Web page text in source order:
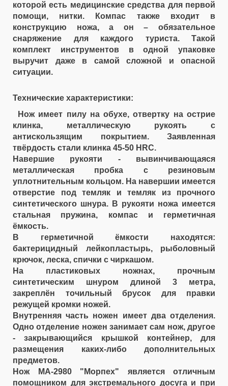
которой есть медицинские средства для первой
помощи, нитки. Компас также входит в
конструкцию ножа, а он – обязательное
снаряжение для каждого туриста. Такой
комплект инструментов в одной упаковке
выручит даже в самой сложной и опасной
ситуации.
Технические характеристики:
Нож имеет пилу на обухе, отвертку на острие
клинка, металлическую рукоять с
антискользящим покрытием. Заявленная
твёрдость стали клинка 45-50 НRС.
Навершие рукояти - вывинчивающаяся
металлическая пробка с резиновым
уплотнительным кольцом. На навершии имеется
отверстие под темляк и темляк из прочного
синтетического шнура. В рукояти ножа имеется
стальная пружина, компас и герметичная
ёмкость.
В герметичной ёмкости находятся:
бактерицидный лейкопластырь, рыболовный
крючок, леска, спички с чиркашом.
На пластиковых ножнах, прочным
синтетическим шнуром длиной 3 метра,
закреплён точильный брусок для правки
режущей кромки ножей.
Внутренняя часть ножен имеет два отделения.
Одно отделение ножен занимает сам нож, другое
- закрывающийся крышкой контейнер, для
размещения каких-либо дополнительных
предметов.
Нож МА-2980 "Морпех" является отличным
помощником для экстремального досуга и при